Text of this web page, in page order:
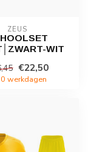
ZEUS
WIT
€22,50
werkdagen